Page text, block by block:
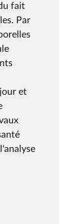
fait
Par
et